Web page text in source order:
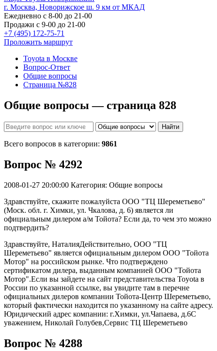
г. Москва, Новорижское ш. 9 км от МКАД
Ежедневно с 8-00 до 21-00
Продажи с 9-00 до 21-00
+7 (495) 172-75-71
Проложить маршрут
Toyota в Москве
Вопрос-Ответ
Общие вопросы
Страница №828
Общие вопросы — страница 828
Найти
Всего вопросов в категории: 9861
Вопрос № 4292
2008-01-27 20:00:00 Категория: Общие вопросы
Здравствуйте, скажите пожалуйста ООО "ТЦ Шереметьево"
(Моск. обл. г. Химки, ул. Чкалова, д. 6) является ли
официальным дилером а/м Тойота? Если да, то чем это можно
подтвердить?
Здравствуйте, НаталияДействительно, ООО "ТЦ
Шереметьево" является официальным дилером ООО "Тойота
Мотор" на российском рынке. Что подтверждено
сертификатом дилера, выданным компанией ООО "Тойота
Мотор".Если вы зайдете на сайт представительства Toyota в
России по указанной ссылке, вы увидите там в перечне
официальных дилеров компании Тойота-Центр Шереметьево,
который фактически находится по указанному на сайте адресу.
Юридический адрес компании: г.Химки, ул.Чапаева, д.6С
уважением, Николай Голубев,Сервис ТЦ Шереметьево
Вопрос № 4288